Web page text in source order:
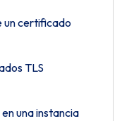
un certificado
TLS
una instancia